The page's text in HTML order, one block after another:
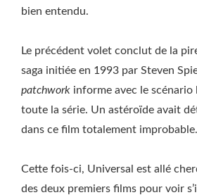
bien entendu.
Le précédent volet conclut de la
saga initiée en 1993 par Steven
patchwork informe avec le scénario
toute la série. Un astéroïde avait
dans ce film totalement improbable.
Cette fois-ci, Universal est allé
des deux premiers films pour voir